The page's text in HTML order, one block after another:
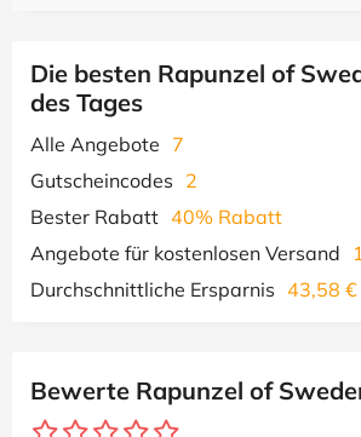
Die besten Rapunzel of
des Tages
Alle Angebote 7
Gutscheincodes 2
Bester Rabatt 40% Rabatt
Angebote für kostenlosen Versand
Durchschnittliche Ersparnis 43,58 €
Bewerte Rapunzel of